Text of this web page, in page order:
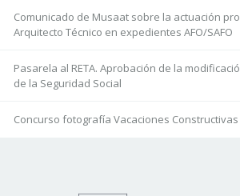
Comunicado de Musaat sobre la actuación
Arquitecto Técnico en expedientes AFO/SAFO
Pasarela al RETA. Aprobación de la
de la Seguridad Social
Concurso fotografía Vacaciones Constructivas